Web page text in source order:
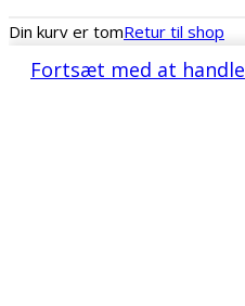
Din kurv er tomRetur til shop
Fortsæt med at handle